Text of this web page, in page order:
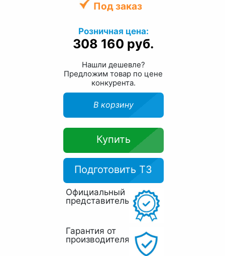
Под заказ
Розничная цена:
308 160 руб.
Нашли дешевле?
Предложим товар по цене
конкурента.
В корзину
Купить
Подготовить ТЗ
Официальный
представитель
Гарантия от
производителя